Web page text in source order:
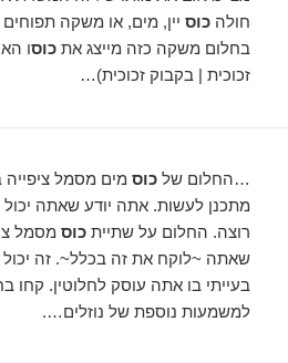
חולהכוס יין, מים, או משקה
בחלום משקה כזה מייצג אתכוסו
זכוכית | בקבוק זכוכית)…
…החלום שלכוס מים מסמל
מתכנן לעשות. אתה יודע שאתה
רוצה. החלום על שתייתכוס מסמל
שאתה ~לוקח את זה בכלל~. זה
בעייתי בו אתה עוסק לחלוטין. קחו
למשמעות נוספת של נוזלים….